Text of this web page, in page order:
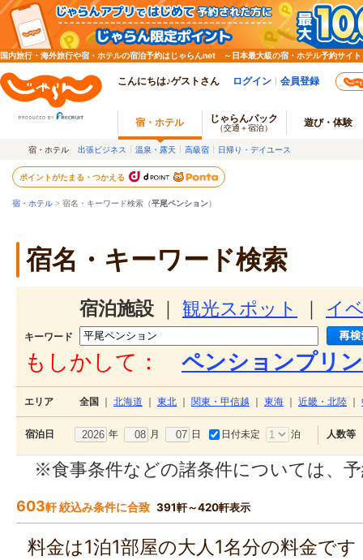
国内旅行・海外旅行や宿・ホテルの宿泊予約はじゃらんnet ～日本最大級の宿・ホテル予約サイト
こんにちは♪ゲストさん ログイン 会員登録
宿・ホテル じゃらんパック
（交通＋宿泊） 遊び・体験
宿・ホテル 出張ビジネス 温泉・露天 高級宿 日帰り・デイユース
ポイントがたまる・つかえる
宿・ホテル > 宿名・キーワード検索（平尾ペンション）
宿名・キーワード検索
宿泊施設 観光スポット イ
キーワード
もしかして： ペンションプリ
エリア 全国 北海道 東北 関東・甲信越 東海 近畿・北陸
宿泊日 年 月 日 日付未定 泊 人数等
※食事条件などの諸条件については、
603軒 絞込み条件に合致 391軒～420軒表示
料金は1泊1部屋の大人1名分の料金で